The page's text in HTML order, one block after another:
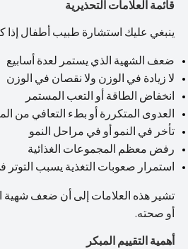
قائمة العلامات التحذيرية
ينبغي عليك استشارة طبيب أطفال إذا
ضعف الشهية الذي يستمر لعدة أسابيع
لا زيادة في الوزن ولا نقصان في الوزن
انخفاض الطاقة أو التعب المستمر
العدوى المتكررة أو بطء التعافي من
تأخر في النمو أو في مراحل النمو
رفض معظم المجموعات الغذائية
استمرار صعوبات التغذية يسبب التوتر
تشير هذه العلامات إلى أن ضعف شهية
أو صحته.
أهمية التقييم المبكر